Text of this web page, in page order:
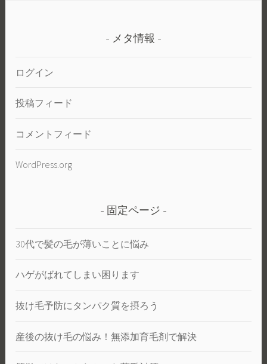
メタ情報
ログイン
投稿フィード
コメントフィード
WordPress.org
固定ページ
30代で髪の毛が薄いことに悩み
ハゲがばれてしまい困ります
抜け毛予防にタンパク質を摂ろう
産後の抜け毛の悩み！無添加育毛剤で解決